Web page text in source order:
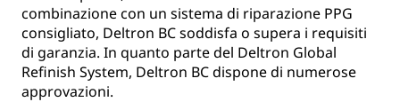
combinazione con un sistema di riparazione PPG
consigliato, Deltron BC soddisfa o supera i requisiti
di garanzia. In quanto parte del Deltron Global
Refinish System, Deltron BC dispone di numerose
approvazioni.